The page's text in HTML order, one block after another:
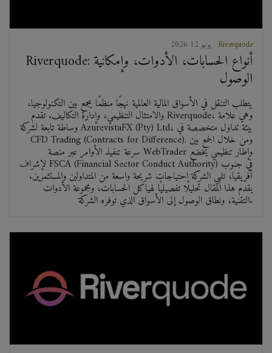
2026 يونيو 12 Riverquode
Riverquode: أنواع الحسابات، الأدوات، وإمكانية
الوصول
يتطلب التنقل في الأسواق المالية العالمية نهجًا منظمًا يجمع بين التكنولوجيا،
والامتثال التنظيمي، وإدارة التكاليف. تقدم Riverquode، وهي علامة
وساطة تابعة لشركة AzurevistaFX (Pty) Ltd، بيئة تداول متخصصة في
CFD Trading (Contracts for Difference). ومن خلال الجمع بين
سرعة تنفيذ الأوامر عبر منصة WebTrader وإطار تنظيمي يخضع
لإشراف FSCA (Financial Sector Conduct Authority) في جنوب
أفريقيا، تلبي الشركة احتياجات شريحة واسعة من المتداولين والمستثمرين.
يقدم هذا المقال تحليلًا تفصيليًا لهياكل الحسابات، ومجموعة الأدوات
التقنية، ونطاق الوصول إلى الأسواق الذي توفره الشركة.